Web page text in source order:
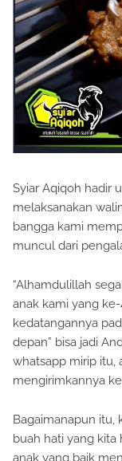
Syiar Aqiqoh hadir
melaksanakan
bangga kami
muncul dari
“Alhamdulillah
anak kami yang
kedatangannya
depan” bisa jadi
whatsapp mirip itu,
mengirimkannya
Bagaimanapun itu,
buah hati yang kita
anak yang baik